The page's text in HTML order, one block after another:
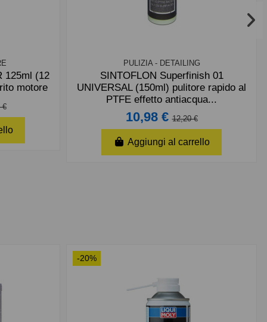
125ml (12
motore
€
PULIZIA - DETAILING
SINTOFLON Superfinish 01
UNIVERSAL (150ml) pulitore rapido al
PTFE effetto antiacqua...
10,98 €12,20 €
Aggiungi al carrello
-20%